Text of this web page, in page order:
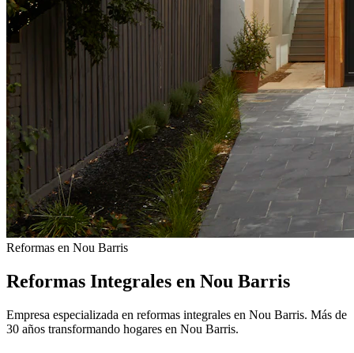
Reformas en Nou Barris
Reformas Integrales en Nou Barris
Empresa especializada en reformas integrales en Nou Barris. Más de
30 años transformando hogares en Nou Barris.